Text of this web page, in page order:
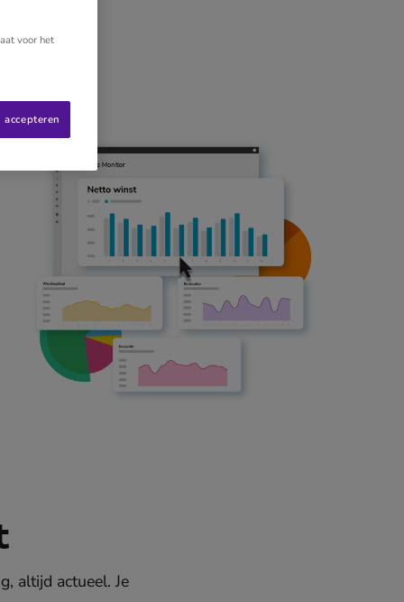
altijd actueel. Je
voor het